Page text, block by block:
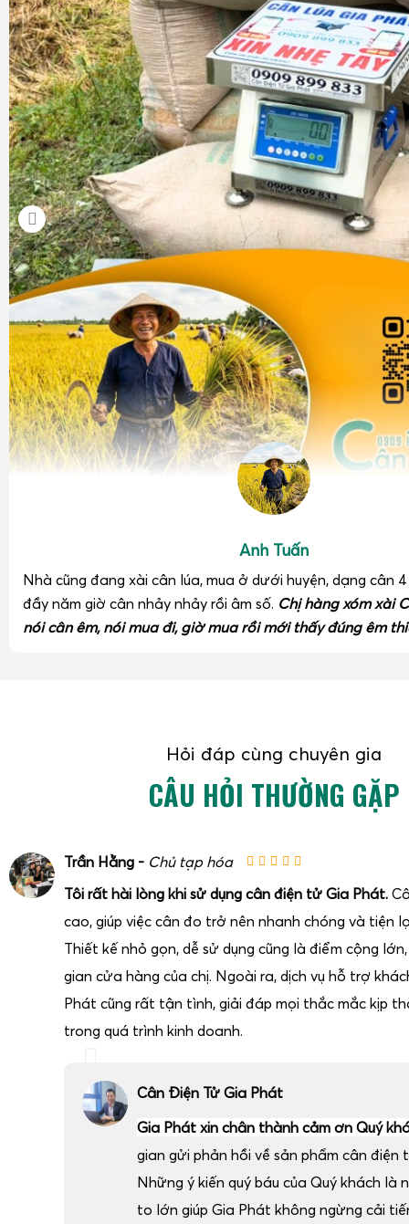
thường, từ vài trăm gram đến vài kg. Độ chia của cân
đảm bảo độ chính xác cao, đặc biệt quan trọng khi bán
cao theo gram. Kích thước nhỏ gọn, dễ đặt trên quầy, dễ di
không gian hạn chế.
Cân điện tử tính tiền 60kg 150kg 300kg 500kg cho
buôn bán cám thức ăn chăn nuôi.
lớn. Mặt bàn cân thường rộng hơn, khung cân chắc chắn,
tốt. Độ chia có thể từ 5g đến 10g, phù hợp với các giao
giá trị tính theo lô. Việc tích hợp chức năng tính tiền giúp
Anh Tuấn
Nhà cũng đang xài cân lúa, mua ở dưới huyện, dạng cân
đầy năm giờ cân nhảy nhảy rồi âm số. Chị hàng xóm xài
nói cân êm, nói mua đi, giờ mua rồi mới thấy đúng êm
Hỏi đáp cùng chuyên gia
CÂU HỎI THƯỜNG GẶP
Trần Hằng - Chủ tạp hóa
Tôi rất hài lòng khi sử dụng cân điện tử Gia Phát.
cao, giúp việc cân đo trở nên nhanh chóng và tiện
Thiết kế nhỏ gọn, dễ sử dụng cũng là điểm cộng
gian cửa hàng của chị. Ngoài ra, dịch vụ hỗ trợ
Phát cũng rất tận tình, giải đáp mọi thắc mắc kịp
trong quá trình kinh doanh.
Cân Điện Tử Gia Phát
Gia Phát xin chân thành cảm ơn Quý
gian gửi phản hồi về sản phẩm cân điện
Những ý kiến quý báu của Quý khách là
to lớn giúp Gia Phát không ngừng cải